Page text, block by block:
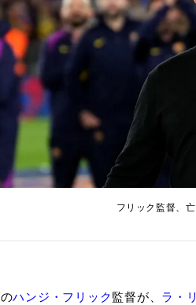
フリック監督、
のハンジ・フリック監督が、 ラ・